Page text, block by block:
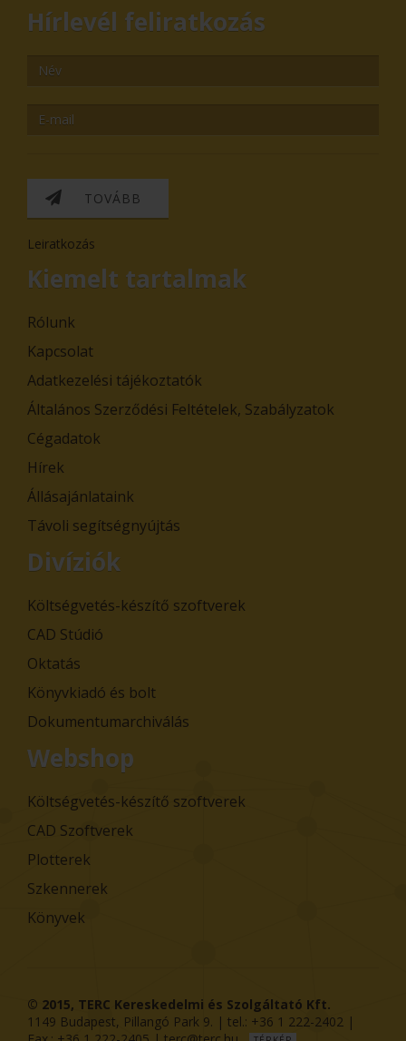
Hírlevél feliratkozás
TOVÁBB
Leiratkozás
Kiemelt tartalmak
Rólunk
Kapcsolat
Adatkezelési tájékoztatók
Általános Szerződési Feltételek, Szabályzatok
Cégadatok
Hírek
Állásajánlataink
Távoli segítségnyújtás
Divíziók
Költségvetés-készítő szoftverek
CAD Stúdió
Oktatás
Könyvkiadó és bolt
Dokumentumarchiválás
Webshop
Költségvetés-készítő szoftverek
CAD Szoftverek
Plotterek
Szkennerek
Könyvek
© 2015, TERC Kereskedelmi és Szolgáltató Kft.
1149 Budapest, Pillangó Park 9. | tel.: +36 1 222-2402 |